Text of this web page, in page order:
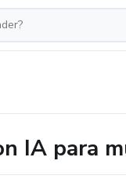
IA para